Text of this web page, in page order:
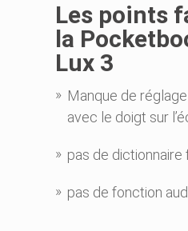
Les points
la
Lux 3
Manque de
avec le doigt sur
pas de
pas de fonction